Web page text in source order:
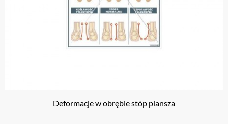
Deformacje w obrębie stóp plansza